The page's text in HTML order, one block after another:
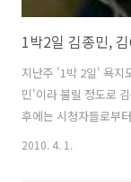
1박2일 김종민,
지난주 '1박 2일' 욕지
민'이라 불릴 정도로
후에는 시청자들로부
후 바로 '1박 2일' 등
2010. 4. 1.